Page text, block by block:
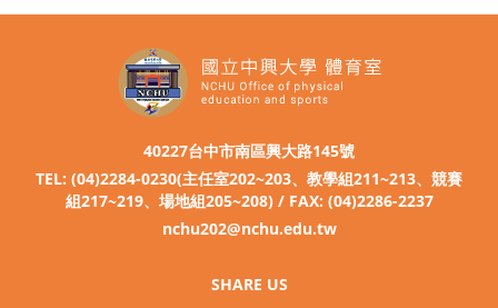
40227台中市南區興大路145號
TEL: (04)2284-0230(主任室202~203、教學組211~213、競賽
組217~219、場地組205~208) / FAX: (04)2286-2237
nchu202@nchu.edu.tw
SHARE US